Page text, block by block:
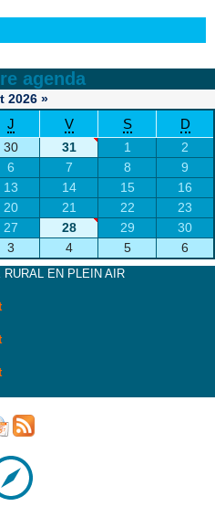
agenda
2026 »
J V S D
30 31 1
2
6 7 8
9
13 14 15
16
20 21 22
23
27 28 29
30
3 4 5 6
RURAL EN PLEIN AIR